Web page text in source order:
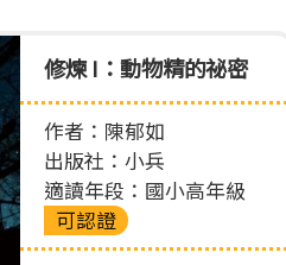
修煉 I：動物精的祕密
作者：陳郁如
出版社：小兵
適讀年段：國小高年級
可認證